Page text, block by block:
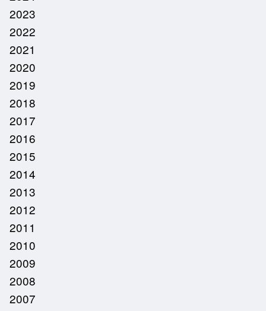
2023
2022
2021
2020
2019
2018
2017
2016
2015
2014
2013
2012
2011
2010
2009
2008
2007